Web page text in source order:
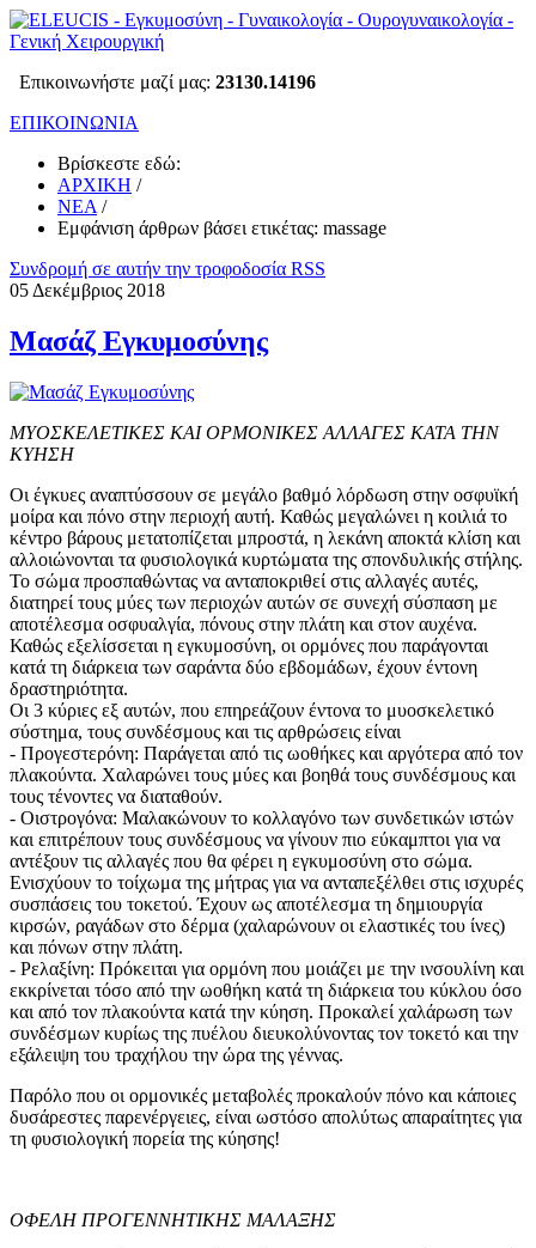
Επικοινωνήστε μαζί μας: 23130.14196
ΕΠΙΚΟΙΝΩΝΙΑ
Βρίσκεστε εδώ:
ΑΡΧΙΚΗ /
ΝΕΑ /
Εμφάνιση άρθρων βάσει ετικέτας: massage
Συνδρομή σε αυτήν την τροφοδοσία RSS
05 Δεκέμβριος 2018
Μασάζ Εγκυμοσύνης
ΜΥΟΣΚΕΛΕΤΙΚΕΣ ΚΑΙ ΟΡΜΟΝΙΚΕΣ ΑΛΛΑΓΕΣ ΚΑΤΑ ΤΗΝ
ΚΥΗΣΗ
Οι έγκυες αναπτύσσουν σε μεγάλο βαθμό λόρδωση στην οσφυϊκή
μοίρα και πόνο στην περιοχή αυτή. Καθώς μεγαλώνει η κοιλιά το
κέντρο βάρους μετατοπίζεται μπροστά, η λεκάνη αποκτά κλίση και
αλλοιώνονται τα φυσιολογικά κυρτώματα της σπονδυλικής στήλης.
Το σώμα προσπαθώντας να ανταποκριθεί στις αλλαγές αυτές,
διατηρεί τους μύες των περιοχών αυτών σε συνεχή σύσπαση με
αποτέλεσμα οσφυαλγία, πόνους στην πλάτη και στον αυχένα.
Καθώς εξελίσσεται η εγκυμοσύνη, οι ορμόνες που παράγονται
κατά τη διάρκεια των σαράντα δύο εβδομάδων, έχουν έντονη
δραστηριότητα.
Οι 3 κύριες εξ αυτών, που επηρεάζουν έντονα το μυοσκελετικό
σύστημα, τους συνδέσμους και τις αρθρώσεις είναι
- Προγεστερόνη: Παράγεται από τις ωοθήκες και αργότερα από τον
πλακούντα. Χαλαρώνει τους μύες και βοηθά τους συνδέσμους και
τους τένοντες να διαταθούν.
- Οιστρογόνα: Μαλακώνουν το κολλαγόνο των συνδετικών ιστών
και επιτρέπουν τους συνδέσμους να γίνουν πιο εύκαμπτοι για να
αντέξουν τις αλλαγές που θα φέρει η εγκυμοσύνη στο σώμα.
Ενισχύουν το τοίχωμα της μήτρας για να ανταπεξέλθει στις ισχυρές
συσπάσεις του τοκετού. Έχουν ως αποτέλεσμα τη δημιουργία
κιρσών, ραγάδων στο δέρμα (χαλαρώνουν οι ελαστικές του ίνες)
και πόνων στην πλάτη.
- Ρελαξίνη: Πρόκειται για ορμόνη που μοιάζει με την ινσουλίνη και
εκκρίνεται τόσο από την ωοθήκη κατά τη διάρκεια του κύκλου όσο
και από τον πλακούντα κατά την κύηση. Προκαλεί χαλάρωση των
συνδέσμων κυρίως της πυέλου διευκολύνοντας τον τοκετό και την
εξάλειψη του τραχήλου την ώρα της γέννας.
Παρόλο που οι ορμονικές μεταβολές προκαλούν πόνο και κάποιες
δυσάρεστες παρενέργειες, είναι ωστόσο απολύτως απαραίτητες για
τη φυσιολογική πορεία της κύησης!
ΟΦΕΛΗ ΠΡΟΓΕΝΝΗΤΙΚΗΣ ΜΑΛΑΞΗΣ